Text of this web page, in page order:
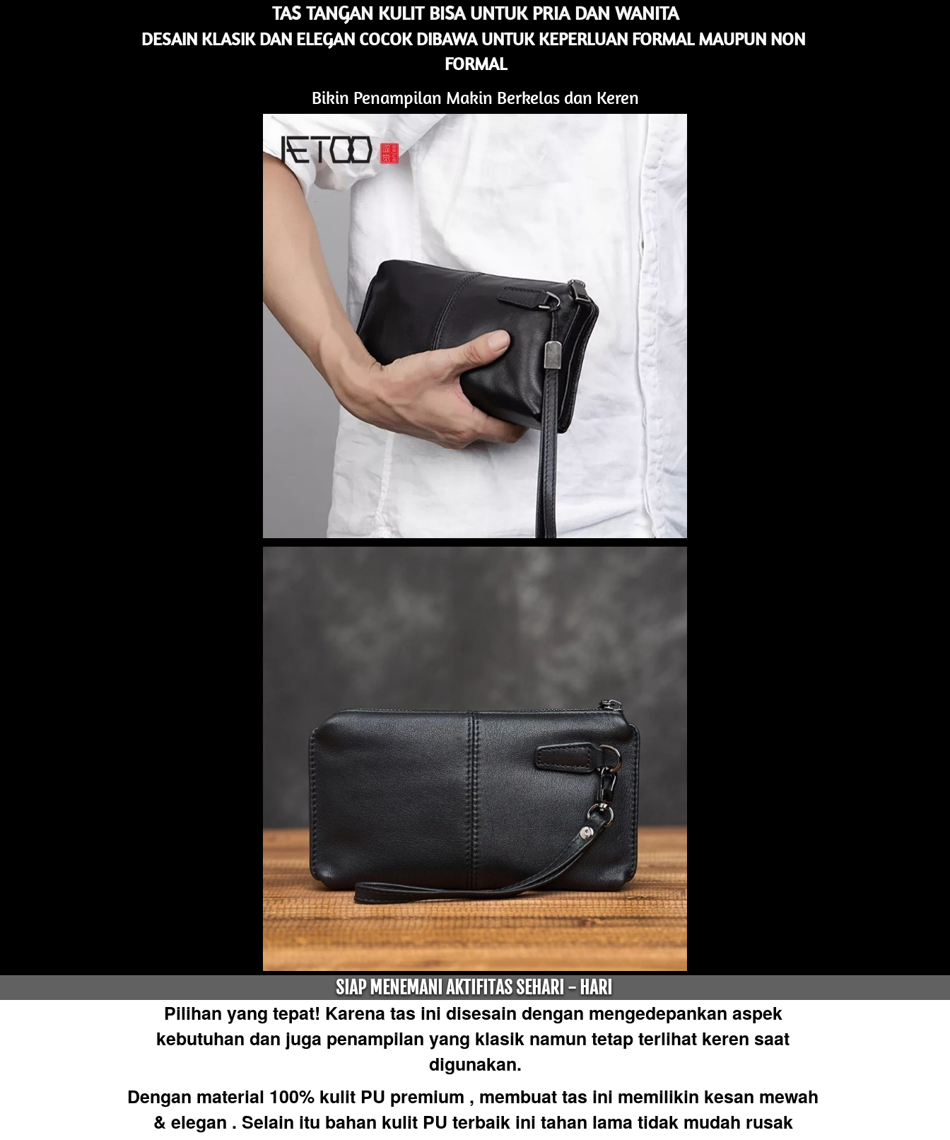
TAS TANGAN KULIT BISA UNTUK PRIA DAN WANITA
DESAIN KLASIK DAN ELEGAN COCOK DIBAWA UNTUK KEPERLUAN FORMAL MAUPUN NON
FORMAL
Bikin Penampilan Makin Berkelas dan Keren
SIAP MENEMANI AKTIFITAS SEHARI - HARI
Pilihan yang tepat! Karena tas ini disesain dengan mengedepankan aspek
kebutuhan dan juga penampilan yang klasik namun tetap terlihat keren saat
digunakan.
Dengan material 100% kulit PU premium , membuat tas ini memilikin kesan mewah
& elegan . Selain itu bahan kulit PU terbaik ini tahan lama tidak mudah rusak